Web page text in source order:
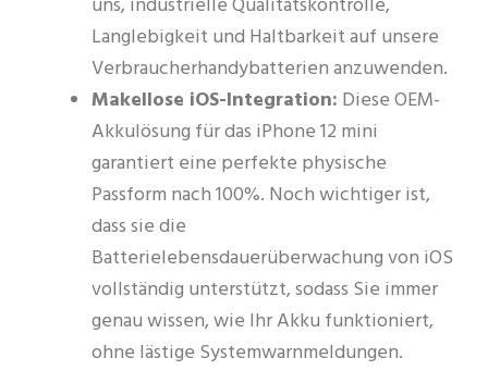
Langlebigkeit und Haltbarkeit auf unsere
Verbraucherhandybatterien anzuwenden.
Makellose iOS-Integration: Diese OEM-
Akkulösung für das iPhone 12 mini
garantiert eine perfekte physische
Passform nach 100%. Noch wichtiger ist,
dass sie die
Batterielebensdauerüberwachung von iOS
vollständig unterstützt, sodass Sie immer
genau wissen, wie Ihr Akku funktioniert,
ohne lästige Systemwarnmeldungen.